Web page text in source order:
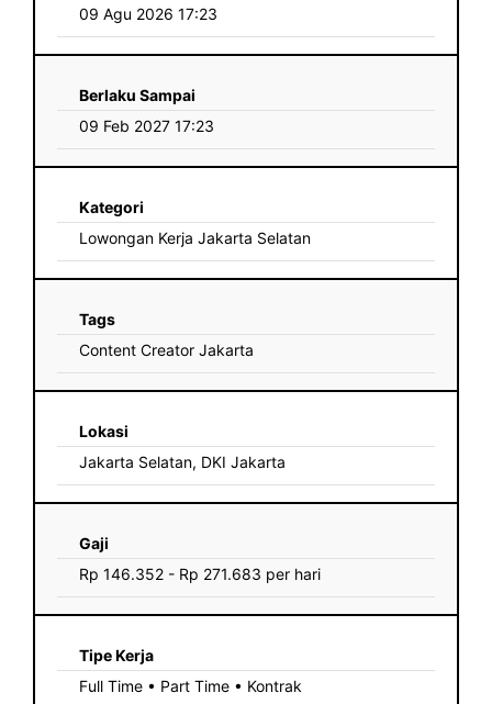
09 Agu 2026 17:23
Berlaku Sampai
09 Feb 2027 17:23
Kategori
Lowongan Kerja Jakarta Selatan
Tags
Content Creator Jakarta
Lokasi
Jakarta Selatan, DKI Jakarta
Gaji
Rp 146.352 - Rp 271.683 per hari
Tipe Kerja
Full Time • Part Time • Kontrak